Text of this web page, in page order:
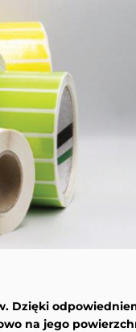
Dzięki
na jego